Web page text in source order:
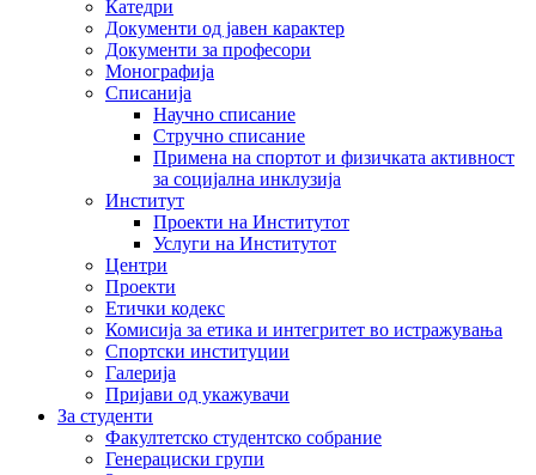
Катедри
Документи од јавен карактер
Документи за професори
Монографија
Списанија
Научно списание
Стручно списание
Примена на спортот и физичката активност
за социјална инклузија
Институт
Проекти на Институтот
Услуги на Институтот
Центри
Проекти
Етички кодекс
Комисија за етика и интегритет во истражувања
Спортски институции
Галерија
Пријави од укажувачи
За студенти
Факултетско студентско собрание
Генерациски групи